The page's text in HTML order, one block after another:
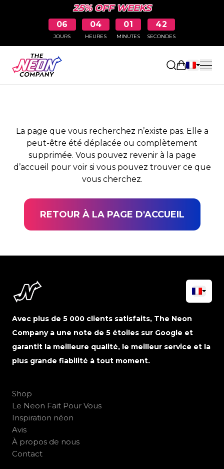
25% OFF WEEKS
06
JOURS
04
HEURES
01
MINUTES
42
SECONDES
Ouvrir le
PAGE NON TROUVÉE
La page que vous recherchez n’existe pas. Elle a
peut-être été déplacée ou complètement
supprimée. Vous pouvez revenir à la page
d’accueil pour voir si vous pouvez trouver ce que
vous cherchez.
RETOUR À LA PAGE D'ACCUEIL
Avec plus de 5 000 clients satisfaits, The Neon
Company a une note de 5 étoiles sur Google et
garantit la meilleure qualité, le meilleur service et la
plus grande fiabilité à tout moment.
Shop
Le Neon Fait Pour Vous
Inspiration néon
Avis
À propos de nous
Contact